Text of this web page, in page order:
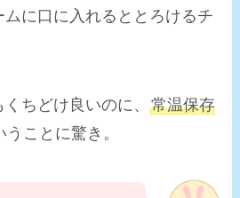
ムに口に入れるととろけるチ
くちどけ良いのに、常温保存
うことに驚き。